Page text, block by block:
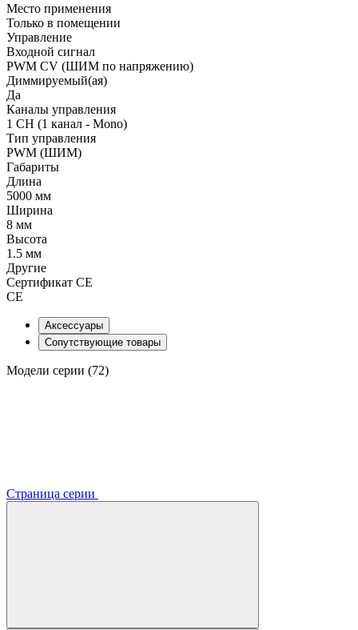
Место применения
Только в помещении
Управление
Входной сигнал
PWM СV (ШИМ по напряжению)
Диммируемый(ая)
Да
Каналы управления
1 CH (1 канал - Mono)
Тип управления
PWM (ШИМ)
Габариты
Длина
5000 мм
Ширина
8 мм
Высота
1.5 мм
Другие
Сертификат CE
CE
Аксессуары
Сопутствующие товары
Модели серии (72)
Страница серии